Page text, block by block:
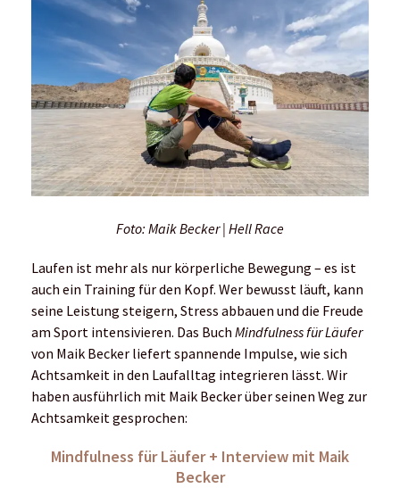
Foto: Maik Becker | Hell Race
Laufen ist mehr als nur körperliche Bewegung – es ist
auch ein Training für den Kopf. Wer bewusst läuft, kann
seine Leistung steigern, Stress abbauen und die Freude
am Sport intensivieren. Das Buch Mindfulness für Läufer
von Maik Becker liefert spannende Impulse, wie sich
Achtsamkeit in den Laufalltag integrieren lässt. Wir
haben ausführlich mit Maik Becker über seinen Weg zur
Achtsamkeit gesprochen:
Mindfulness für Läufer + Interview mit Maik
Becker